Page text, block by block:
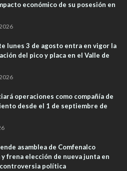
económico de su posesión en
lunes 3 de agosto entra en vigor la
del pico y placa en el Valle de
operaciones como compañía de
desde el 1 de septiembre de
asamblea de Comfenalco
frena elección de nueva junta en
política